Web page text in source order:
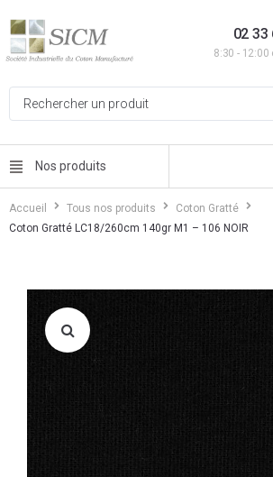
02 33
8:30 - 12:00
Nos produits
Accueil Tous nos produits
Coton Gratté
Coton Gratté LC18/260cm 140gr M1 – 106 NOIR